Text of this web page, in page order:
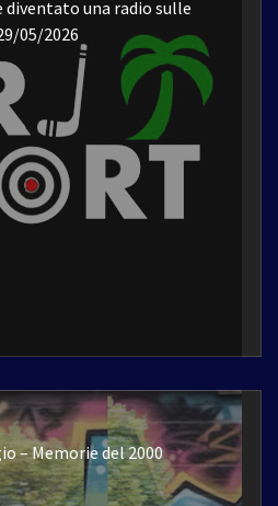
diventato una radio sulle
05/2026
– Memorie del 2000